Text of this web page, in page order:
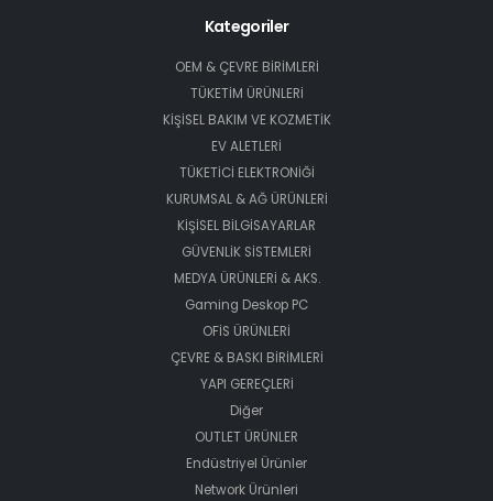
Kategoriler
OEM & ÇEVRE BİRİMLERİ
TÜKETİM ÜRÜNLERİ
KİŞİSEL BAKIM VE KOZMETİK
EV ALETLERİ
TÜKETİCİ ELEKTRONİĞİ
KURUMSAL & AĞ ÜRÜNLERİ
KİŞİSEL BİLGİSAYARLAR
GÜVENLİK SİSTEMLERİ
MEDYA ÜRÜNLERİ & AKS.
Gaming Deskop PC
OFİS ÜRÜNLERİ
ÇEVRE & BASKI BİRİMLERİ
YAPI GEREÇLERİ
Diğer
OUTLET ÜRÜNLER
Endüstriyel Ürünler
Network Ürünleri